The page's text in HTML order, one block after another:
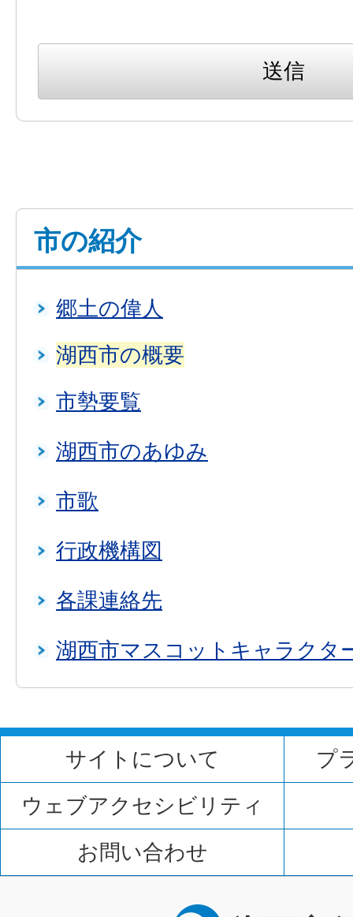
市の紹介
郷土の偉人
湖西市の概要
市勢要覧
湖西市のあゆみ
市歌
行政機構図
各課連絡先
湖西市マスコットキャラクタ
サイトについて
プ
ウェブアクセシビリティ
お問い合わせ